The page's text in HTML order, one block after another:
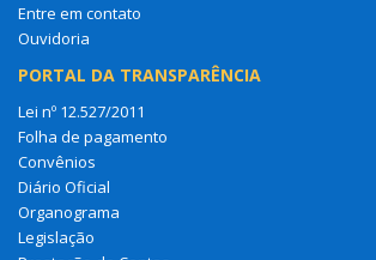
Entre em contato
Ouvidoria
PORTAL DA TRANSPARÊNCIA
Lei nº 12.527/2011
Folha de pagamento
Convênios
Diário Oficial
Organograma
Legislação